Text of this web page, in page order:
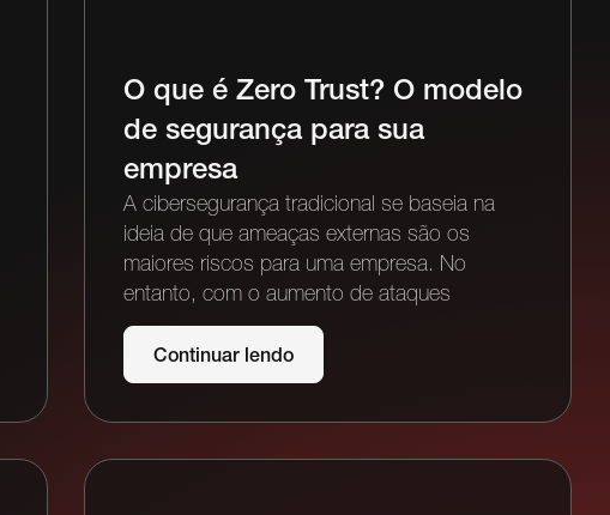
O que é Zero Trust? O modelo
de segurança para sua
empresa
A cibersegurança tradicional se baseia na
ideia de que ameaças externas são os
maiores riscos para uma empresa. No
entanto, com o aumento de ataques
Continuar lendo